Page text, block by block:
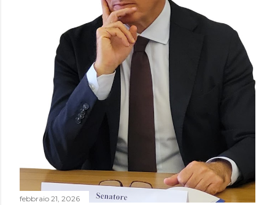
febbraio 21, 2026